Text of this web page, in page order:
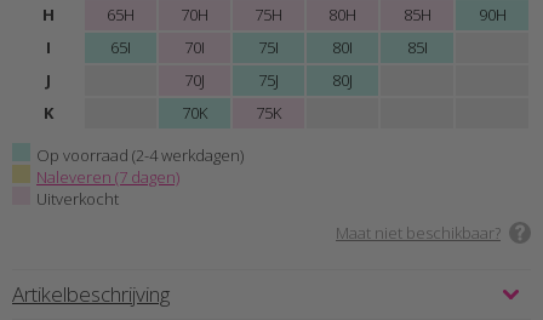
H
65H 70H 75H 80H 85H
90H
I
65I 70I 75I 80I
85I
J
70J 75J
80J
K
70K
75K
Op voorraad (2-4 werkdagen)
Naleveren (7 dagen)
Uitverkocht
Maat niet beschikbaar?
Artikelbeschrijving